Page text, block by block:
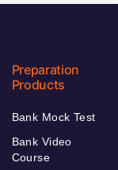
Preparation
Products
Bank Mock Test
Bank Video
Course